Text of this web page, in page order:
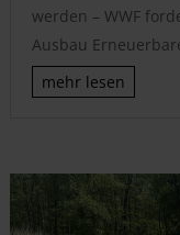
werden – WWF
Ausbau
mehr lesen